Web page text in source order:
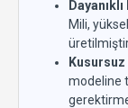
Mili,
Kusursuz
modeline